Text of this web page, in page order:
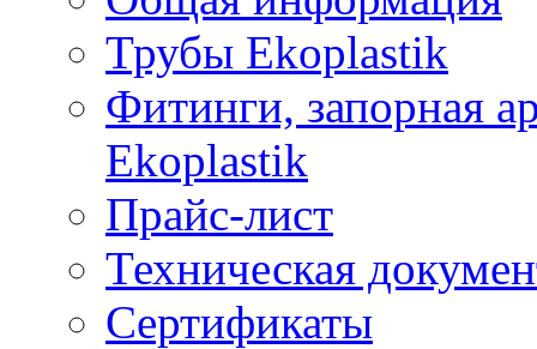
Трубы Ekoplastik
Фитинги, запорная
Ekoplastik
Прайс-лист
Техническая
Сертификаты